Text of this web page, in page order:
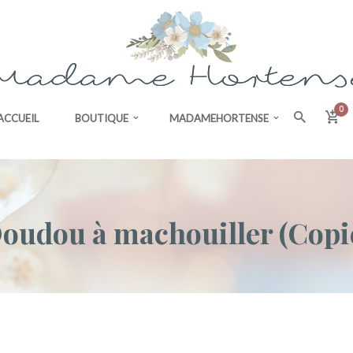
BOUTIQUE MADAMEHORTENSE
0
à machouiller